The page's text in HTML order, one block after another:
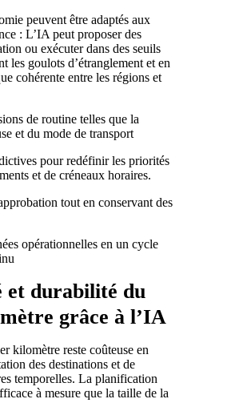
peuvent être adaptés aux
: L’IA peut proposer des
ou exécuter dans des seuils
les goulots d’étranglement et en
cohérente entre les régions et
de routine telles que la
et du mode de transport
pour redéfinir les priorités
et de créneaux horaires.
tout en conservant des
opérationnelles en un cycle
et durabilité du
grâce à l’IA
kilomètre reste coûteuse en
des destinations et de
temporelles. La planification
à mesure que la taille de la